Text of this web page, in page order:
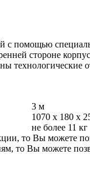
с помощью
стороне
технологические
3 м
1070 х 180 х
не более 11 кг
то Вы можете
то Вы можете